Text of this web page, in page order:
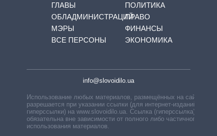
ГЛАВЫ
ОБЛАДМИНИСТРАЦИЙ
МЭРЫ
ВСЕ ПЕРСОНЫ
ПОЛИТИКА
ПРАВО
ФИНАНСЫ
ЭКОНОМИКА
info@slovoidilo.ua
Использование любых материалов, размещённых на сайте,
разрешается при указании ссылки (для интернет-изданий —
гиперссылки) на www.slovoidilo.ua. Ссылка (гиперссылка)
обязательна вне зависимости от полного либо частичного
использования материалов.